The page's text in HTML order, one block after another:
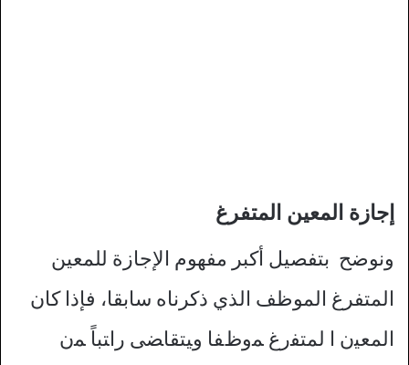
إجازة المعين المتفرغ
ونوضح بتفصيل أكبر مفهوم الإجازة للمعين
المتفرغ الموظف الذي ذكرناه سابقا، فإذا ﮐﺎن
اﻟﻤﻌﻴن ا ﻟﻤﺘﻔرغ ﻤوظﻔﺎ وﻴﺘﻘﺎﻀﯽ راﺘﺒﺎً ﻤن